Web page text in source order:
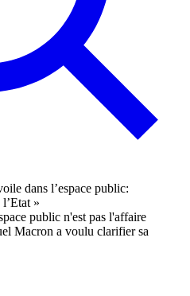
public n'est pas l'affaire
Macron a voulu clarifier sa